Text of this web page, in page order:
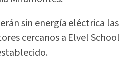
sin energía eléctrica las
cercanos a Elvel School